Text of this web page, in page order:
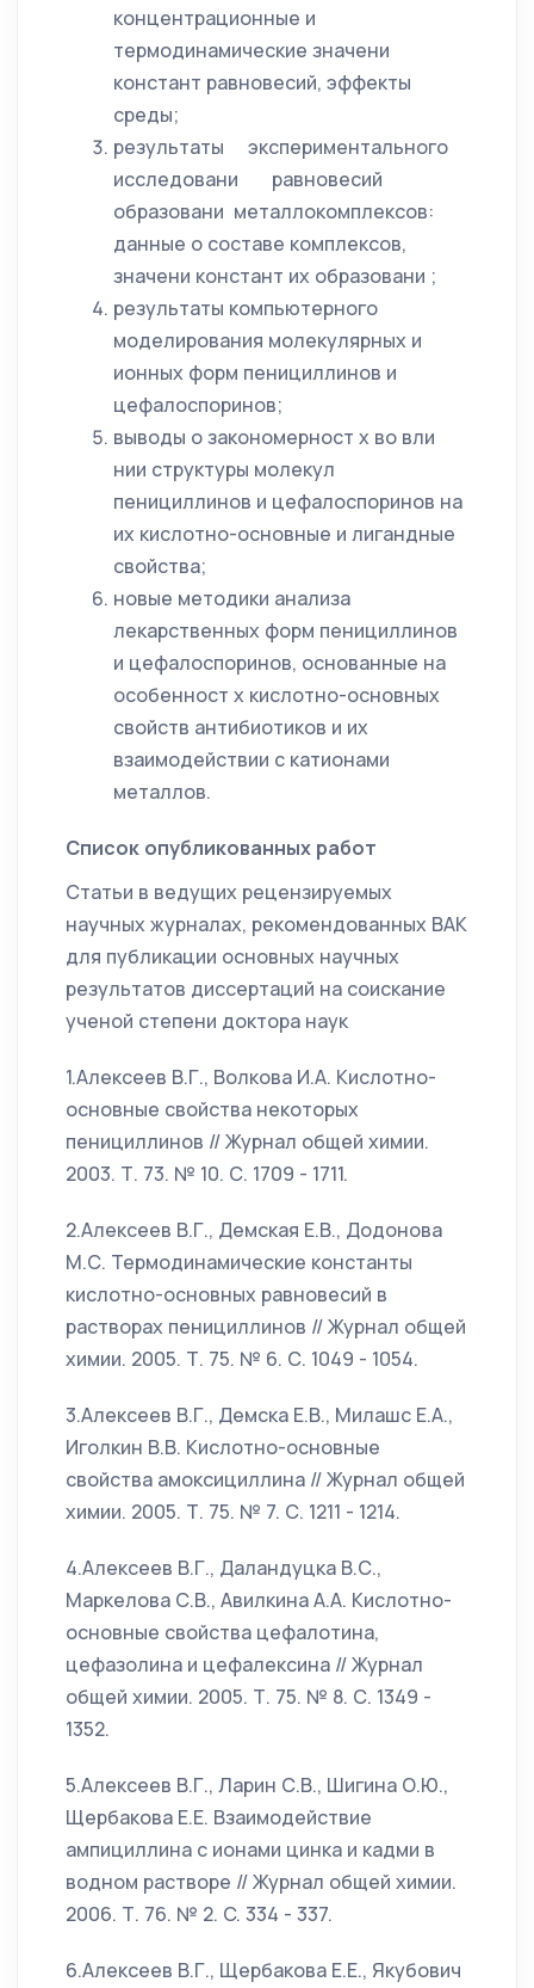
концентрационные и
термодинамические значени
констант равновесий, эффекты
среды;
результаты экспериментального
исследовани равновесий
образовани металлокомплексов:
данные о составе комплексов,
значени констант их образовани ;
результаты компьютерного
моделирования молекулярных и
ионных форм пенициллинов и
цефалоспоринов;
выводы о закономерност х во вли
нии структуры молекул
пенициллинов и цефалоспоринов на
их кислотно-основные и лигандные
свойства;
новые методики анализа
лекарственных форм пенициллинов
и цефалоспоринов, основанные на
особенност х кислотно-основных
свойств антибиотиков и их
взаимодействии с катионами
металлов.
Список опубликованных работ
Статьи в ведущих рецензируемых
научных журналах, рекомендованных ВАК
для публикации основных научных
результатов диссертаций на соискание
ученой степени доктора наук
1.Алексеев В.Г., Волкова И.А. Кислотно-
основные свойства некоторых
пенициллинов // Журнал общей химии.
2003. Т. 73. № 10. С. 1709 - 1711.
2.Алексеев В.Г., Демская Е.В., Додонова
М.С. Термодинамические константы
кислотно-основных равновесий в
растворах пенициллинов // Журнал общей
химии. 2005. Т. 75. № 6. С. 1049 - 1054.
3.Алексеев В.Г., Демска Е.В., Милашс Е.А.,
Иголкин В.В. Кислотно-основные
свойства амоксициллина // Журнал общей
химии. 2005. Т. 75. № 7. С. 1211 - 1214.
4.Алексеев В.Г., Даландуцка В.С.,
Маркелова С.В., Авилкина А.А. Кислотно-
основные свойства цефалотина,
цефазолина и цефалексина // Журнал
общей химии. 2005. Т. 75. № 8. С. 1349 -
1352.
5.Алексеев В.Г., Ларин С.В., Шигина О.Ю.,
Щербакова Е.Е. Взаимодействие
ампициллина с ионами цинка и кадми в
водном растворе // Журнал общей химии.
2006. Т. 76. № 2. C. 334 - 337.
6.Алексеев В.Г., Щербакова Е.Е., Якубович